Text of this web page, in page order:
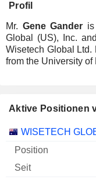
Profil
Mr. Gene Gander
Global (US), Inc.
Wisetech Global Ltd.
from the University of
Aktive Positionen
Unternehmen
WISETECH